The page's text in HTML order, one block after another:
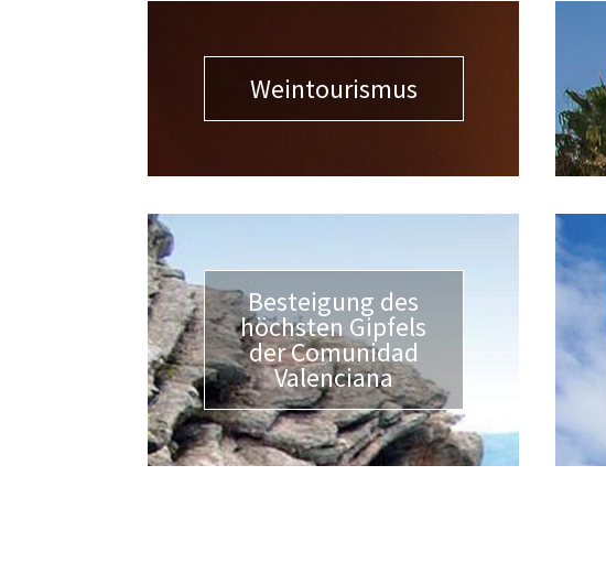
Weintourismus
Besteigung des
höchsten Gipfels
der Comunidad
Valenciana